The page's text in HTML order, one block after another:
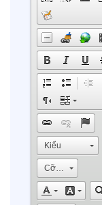
Kiểu
Cỡ chữ